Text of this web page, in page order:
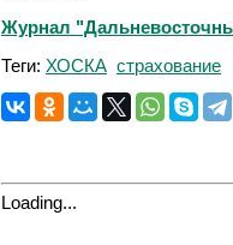
Журнал
Теги: ХОСКА страхование
Loading...